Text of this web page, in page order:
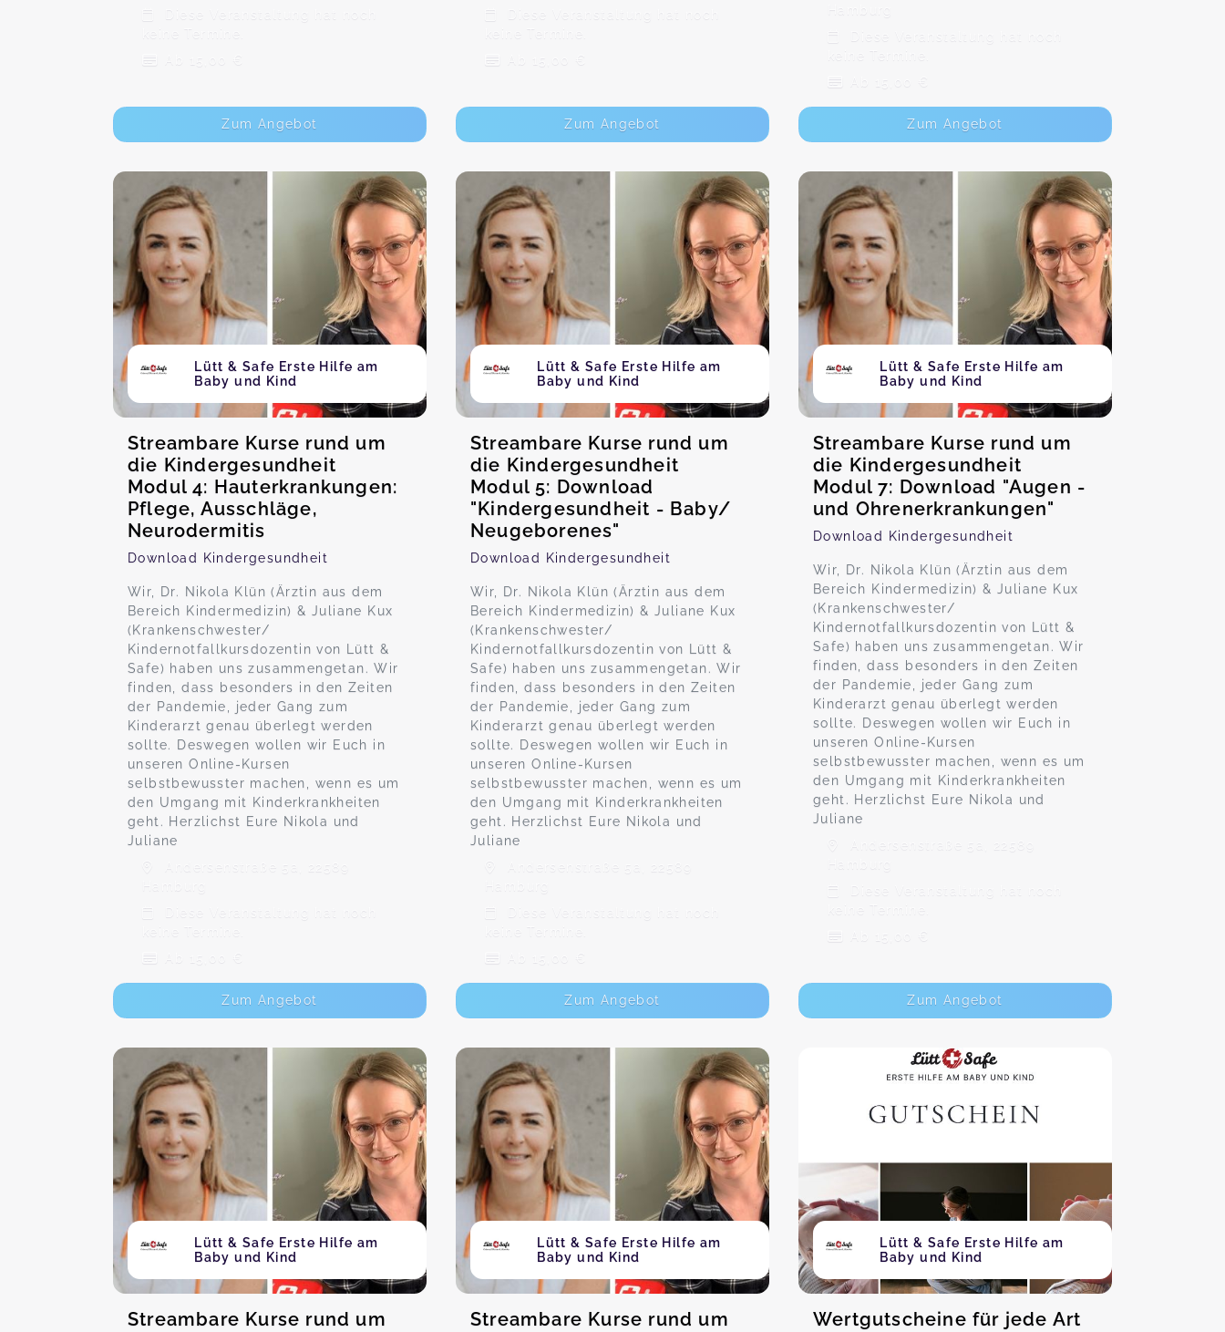
Diese Veranstaltung hat noch
keine Termine.
Ab 15,00 €
Zum Angebot
Diese Veranstaltung hat noch
keine Termine.
Ab 15,00 €
Zum Angebot
Hamburg
Diese Veranstaltung hat noch
keine Termine.
Ab 15,00 €
Zum Angebot
Lütt & Safe Erste Hilfe am
Baby und Kind
Streambare Kurse rund um
die Kindergesundheit
Modul 4: Hauterkrankungen:
Pflege, Ausschläge,
Neurodermitis
Download Kindergesundheit
Wir, Dr. Nikola Klün (Ärztin aus dem
Bereich Kindermedizin) & Juliane Kux
(Krankenschwester/
Kindernotfallkursdozentin von Lütt &
Safe) haben uns zusammengetan. Wir
finden, dass besonders in den Zeiten
der Pandemie, jeder Gang zum
Kinderarzt genau überlegt werden
sollte. Deswegen wollen wir Euch in
unseren Online-Kursen
selbstbewusster machen, wenn es um
den Umgang mit Kinderkrankheiten
geht. Herzlichst Eure Nikola und
Juliane
Andersenstraße 5a, 22589
Hamburg
Diese Veranstaltung hat noch
keine Termine.
Ab 15,00 €
Zum Angebot
Lütt & Safe Erste Hilfe am
Baby und Kind
Streambare Kurse rund um
die Kindergesundheit
Modul 5: Download
"Kindergesundheit - Baby/
Neugeborenes"
Download Kindergesundheit
Wir, Dr. Nikola Klün (Ärztin aus dem
Bereich Kindermedizin) & Juliane Kux
(Krankenschwester/
Kindernotfallkursdozentin von Lütt &
Safe) haben uns zusammengetan. Wir
finden, dass besonders in den Zeiten
der Pandemie, jeder Gang zum
Kinderarzt genau überlegt werden
sollte. Deswegen wollen wir Euch in
unseren Online-Kursen
selbstbewusster machen, wenn es um
den Umgang mit Kinderkrankheiten
geht. Herzlichst Eure Nikola und
Juliane
Andersenstraße 5a, 22589
Hamburg
Diese Veranstaltung hat noch
keine Termine.
Ab 15,00 €
Zum Angebot
Lütt & Safe Erste Hilfe am
Baby und Kind
Streambare Kurse rund um
die Kindergesundheit
Modul 7: Download "Augen -
und Ohrenerkrankungen"
Download Kindergesundheit
Wir, Dr. Nikola Klün (Ärztin aus dem
Bereich Kindermedizin) & Juliane Kux
(Krankenschwester/
Kindernotfallkursdozentin von Lütt &
Safe) haben uns zusammengetan. Wir
finden, dass besonders in den Zeiten
der Pandemie, jeder Gang zum
Kinderarzt genau überlegt werden
sollte. Deswegen wollen wir Euch in
unseren Online-Kursen
selbstbewusster machen, wenn es um
den Umgang mit Kinderkrankheiten
geht. Herzlichst Eure Nikola und
Juliane
Andersenstraße 5a, 22589
Hamburg
Diese Veranstaltung hat noch
keine Termine.
Ab 15,00 €
Zum Angebot
Lütt & Safe Erste Hilfe am
Baby und Kind
Streambare Kurse rund um
Lütt & Safe Erste Hilfe am
Baby und Kind
Streambare Kurse rund um
Lütt & Safe Erste Hilfe am
Baby und Kind
Wertgutscheine für jede Art